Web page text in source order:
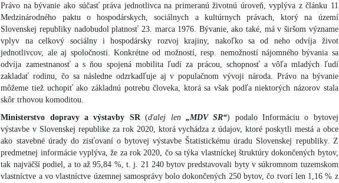
Právo na bývanie ako súčasť práva jednotlivca na primeranú životnú úroveň, vyplýva z článku 11
Medzinárodného paktu o hospodárskych, sociálnych a kultúrnych právach, ktorý na území
Slovenskej republiky nadobudol platnosť 23. marca 1976. Bývanie, ako také, má v širšom význame
vplyv na celkový sociálny i hospodársky rozvoj krajiny, nakoľko sa od neho odvíja život
jednotlivcov, ale aj spoločnosti. Konkrétne od možností, resp. nemožností nájomného bývania sa
odvíja zamestnanosť a s ňou spojená mobilita ľudí za prácou, schopnosť a vôľa mladých ľudí
zakladať rodinu, čo sa následne odzrkadľuje aj v populačnom vývoji národa. Právo na bývanie
môžeme tiež uchopiť ako základnú potrebu človeka, ktorá sa však podľa niektorých názorov stala
skôr trhovou komoditou.
Ministerstvo dopravy a výstavby SR (ďalej len „MDV SR“) podalo Informáciu o bytovej
výstavbe v Slovenskej republike za rok 2020, ktorá vychádza z údajov, ktoré poskytli mestá a obce
ako stavebné úrady do zisťovaní o bytovej výstavbe Štatistickému úradu Slovenskej republiky. Z
predmetnej informácie vyplýva, že za rok 2020, čo sa týka vlastníckej štruktúry dokončených bytov,
tak najväčší podiel, a to až 95,84 %, t. j. 21 240 bytov predstavovali byty v súkromnom tuzemskom
vlastníctve a vo vlastníctve územnej samosprávy bolo dokončených 250 bytov, čo tvorí len 1,16 % z